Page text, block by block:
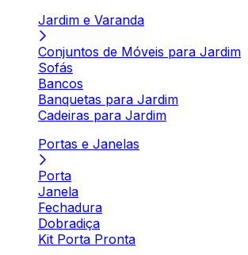
Jardim e Varanda
Conjuntos de Móveis para Jardim
Sofás
Bancos
Banquetas para Jardim
Cadeiras para Jardim
Portas e Janelas
Porta
Janela
Fechadura
Dobradiça
Kit Porta Pronta